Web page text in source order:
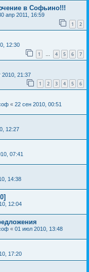
в Софьино!!!
апр 2011, 16:59
1 2
12:30
1 … 4 5 6 7
2010, 21:37
1 2 3 4 5 6
« 22 сен 2010, 00:51
12:27
07:41
14:38
12:04
« 01 июл 2010, 13:48
17:20